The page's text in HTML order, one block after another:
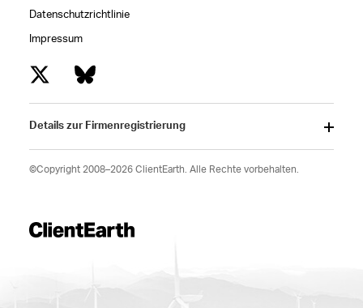
Datenschutzrichtlinie
Impressum
Details zur Firmenregistrierung
©Copyright 2008–2026 ClientEarth. Alle Rechte vorbehalten.